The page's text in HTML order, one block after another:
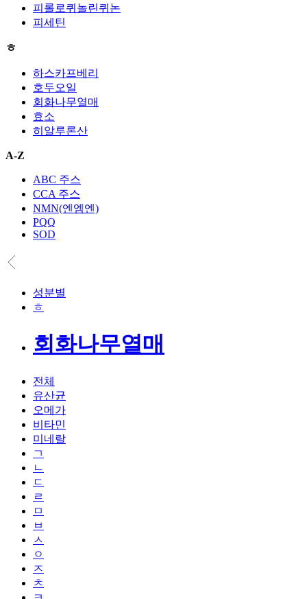
피롤로퀴놀린퀴논
피세틴
ㅎ
하스카프베리
호두오일
회화나무열매
효소
히알루론산
A-Z
ABC 주스
CCA 주스
NMN(엔엠엔)
PQQ
SOD
성분별
ㅎ
회화나무열매
전체
유산균
오메가
비타민
미네랄
ㄱ
ㄴ
ㄷ
ㄹ
ㅁ
ㅂ
ㅅ
ㅇ
ㅈ
ㅊ